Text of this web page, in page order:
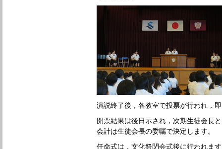
演説終了後，各教室で投票が行われ，
開票結果は後日示され，次期生徒会長
会計は生徒会長の委嘱で決定します。
任命式は，文化祭閉会式後に行われま